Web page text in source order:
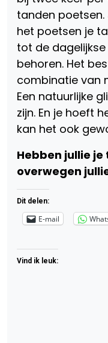
tanden
het poetsen je
tot de
behoren. Het
combinatie van
Een natuurlijke
zijn. En je hoeft
kan het ook
Hebben jullie
overwegen
Dit delen:
E-mail
Vind ik leuk: